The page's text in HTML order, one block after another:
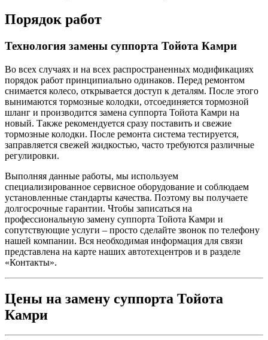
Порядок работ
Технология замены суппорта Тойота Камри
Во всех случаях и на всех распространенных модификациях
порядок работ принципиально одинаков. Перед ремонтом
снимается колесо, открывается доступ к деталям. После этого
вынимаются тормозные колодки, отсоединяется тормозной
шланг и производится замена суппорта Тойота Камри на
новый. Также рекомендуется сразу поставить и свежие
тормозные колодки. После ремонта система тестируется,
заправляется свежей жидкостью, часто требуются различные
регулировки.
Выполняя данные работы, мы используем
специализированное сервисное оборудование и соблюдаем
установленные стандарты качества. Поэтому вы получаете
долгосрочные гарантии. Чтобы записаться на
профессиональную замену суппорта Тойота Камри и
сопутствующие услуги – просто сделайте звонок по телефону
нашей компании. Вся необходимая информация для связи
представлена на карте наших автотехцентров и в разделе
«Контакты».
Цены на замену суппорта Тойота
Камри